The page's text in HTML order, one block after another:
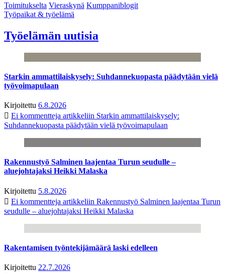
Toimitukselta Vieraskynä Kumppaniblogit
Työpaikat & työelämä
Työelämän uutisia
Starkin ammattilaiskysely: Suhdannekuopasta päädytään vielä
työvoimapulaan
Kirjoitettu 6.8.2026
Ei kommentteja artikkeliin Starkin ammattilaiskysely:
Suhdannekuopasta päädytään vielä työvoimapulaan
Rakennustyö Salminen laajentaa Turun seudulle –
aluejohtajaksi Heikki Malaska
Kirjoitettu 5.8.2026
Ei kommentteja artikkeliin Rakennustyö Salminen laajentaa Turun
seudulle – aluejohtajaksi Heikki Malaska
Rakentamisen työntekijämäärä laski edelleen
Kirjoitettu 22.7.2026